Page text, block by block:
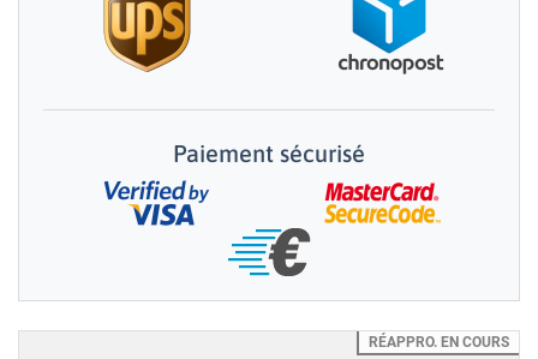
Paiement sécurisé
RÉAPPRO. EN COURS